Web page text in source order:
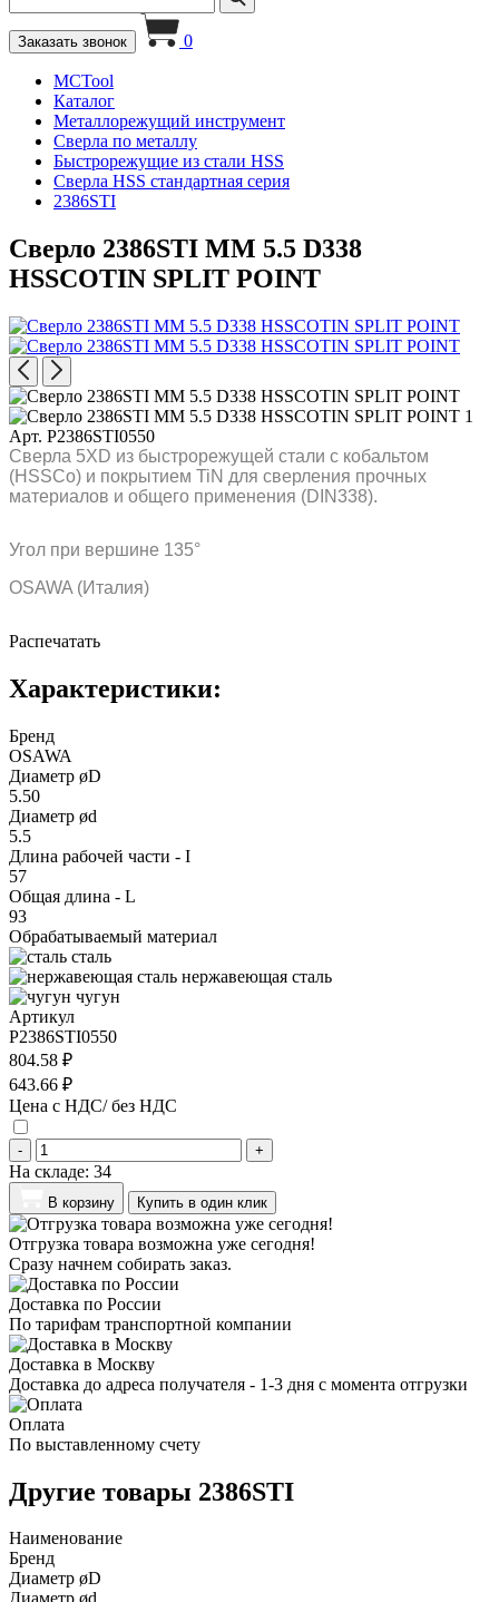
Заказать звонок 0
MCTool
Каталог
Металлорежущий инструмент
Сверла по металлу
Быстрорежущие из стали HSS
Сверла HSS стандартная серия
2386STI
Сверло 2386STI MM 5.5 D338
HSSCOTIN SPLIT POINT
Арт. P2386STI0550
Сверла 5XD из быстрорежущей стали с кобальтом
(HSSCo) и покрытием TiN для сверления прочных
материалов и общего применения (DIN338).
Угол при вершине 135°
OSAWA (Италия)
Распечатать
Характеристики:
Бренд
OSAWA
Диаметр øD
5.50
Диаметр ød
5.5
Длина рабочей части - I
57
Общая длина - L
93
Обрабатываемый материал
сталь
нержавеющая сталь
чугун
Артикул
P2386STI0550
804.58 ₽
643.66 ₽
Цена с НДС/ без НДС
- +
На складе: 34
В корзину Купить в один клик
Отгрузка товара возможна уже сегодня!
Сразу начнем собирать заказ.
Доставка по России
По тарифам транспортной компании
Доставка в Москву
Доставка до адреса получателя - 1-3 дня с момента отгрузки
Оплата
По выставленному счету
Другие товары 2386STI
Наименование
Бренд
Диаметр øD